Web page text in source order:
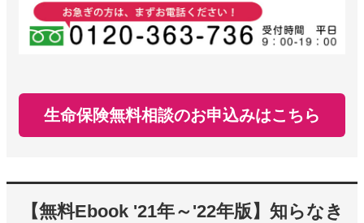
生命保険無料相談のお申込みはこちら
【無料Ebook '21年～'22年版】知らなき